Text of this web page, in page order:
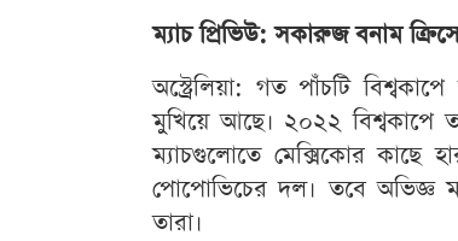
ম্যাচ প্রিভিউ: সকারুজ বনাম
অস্ট্রেলিয়া: গত পাঁচটি
মুখিয়ে আছে। ২০২২ বিশ্বকাপে
ম্যাচগুলোতে মেক্সিকোর কাছে
পোপোভিচের দল। তবে অভিজ্ঞ
তারা।